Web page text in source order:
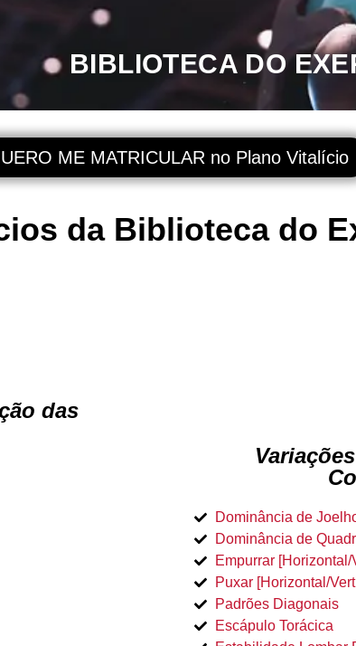
BIBLIOTECA DO
ME MATRICULAR no Plano Vitalício
da Biblioteca do
das
Dominância de
Dominância de
Empurrar [Horizontal/
Puxar [Horizontal/
Padrões Diagonais
Escápulo Torácica